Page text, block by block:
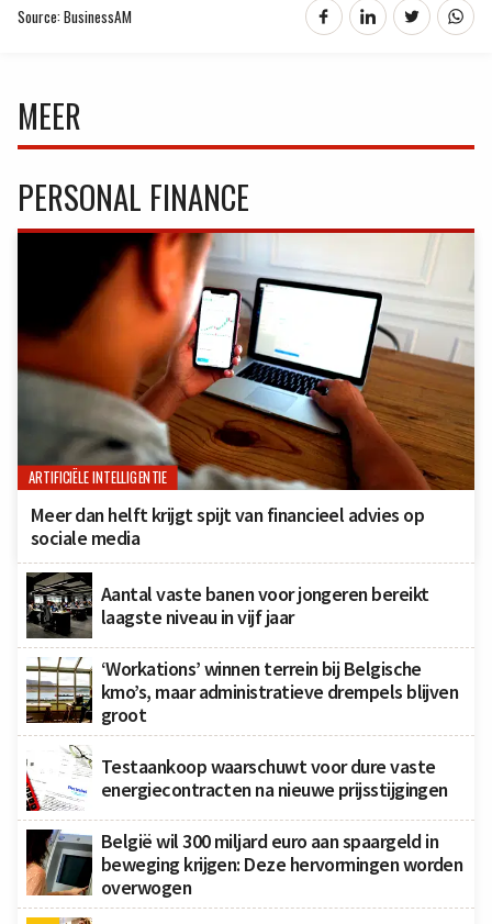
Source: BusinessAM
MEER
PERSONAL FINANCE
ARTIFICIËLE INTELLIGENTIE
Meer dan helft krijgt spijt van financieel advies op
sociale media
Aantal vaste banen voor jongeren bereikt
laagste niveau in vijf jaar
‘Workations’ winnen terrein bij Belgische
kmo’s, maar administratieve drempels blijven
groot
Testaankoop waarschuwt voor dure vaste
energiecontracten na nieuwe prijsstijgingen
België wil 300 miljard euro aan spaargeld in
beweging krijgen: Deze hervormingen worden
overwogen